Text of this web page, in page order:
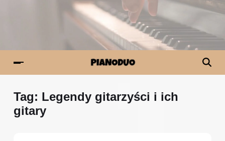
Tag: Legendy gitarzyści i ich
gitary